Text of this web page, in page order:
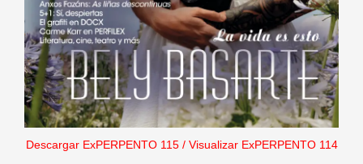
Descargar ExPERPENTO 115/ Visualizar ExPERPENTO 114